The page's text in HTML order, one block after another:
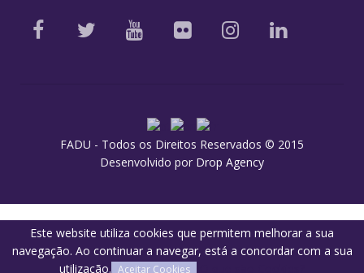
FADU - Todos os Direitos Reservados © 2015
Desenvolvido por Drop Agency
Este website utiliza cookies que permitem melhorar a sua
navegação. Ao continuar a navegar, está a concordar com a sua
utilização. Aceitar Cookies